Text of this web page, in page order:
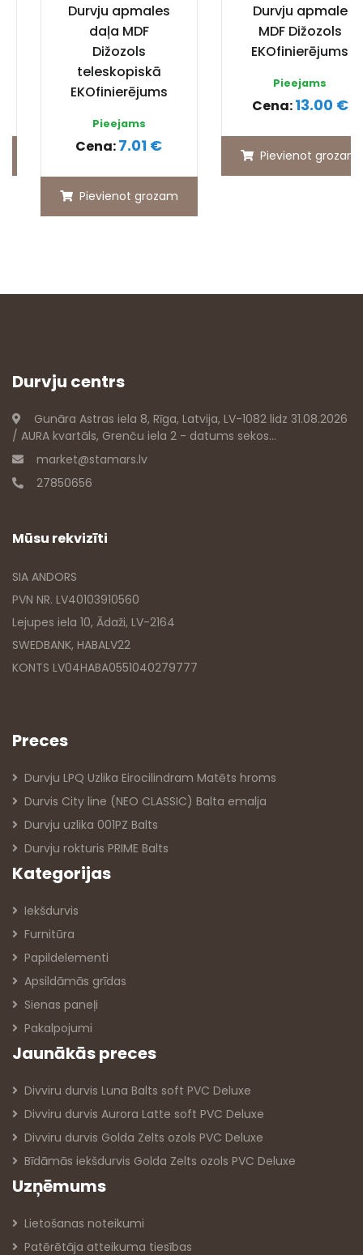
Durvju apmales
daļa MDF
Dižozols
teleskopiskā
EKOfinierējums
Pieejams
Cena:7.01 €
Pievienot grozam
Durvju apmale
MDF Dižozols
EKOfinierējums
Pieejams
Cena:13.00 €
Pievienot grozam
Durvju centrs
Gunāra Astras iela 8, Rīga, Latvija, LV-1082 lidz 31.08.2026
/ AURA kvartāls, Grenču iela 2 - datums sekos...
market@stamars.lv
27850656
Mūsu rekvizīti
SIA ANDORS
PVN NR. LV40103910560
Lejupes iela 10, Ādaži, LV-2164
SWEDBANK, HABALV22
KONTS LV04HABA0551040279777
Preces
Durvju LPQ Uzlika Eirocilindram Matēts hroms
Durvis City line (NEO CLASSIC) Balta emalja
Durvju uzlika 001PZ Balts
Durvju rokturis PRIME Balts
Kategorijas
Iekšdurvis
Furnitūra
Papildelementi
Apsildāmās grīdas
Sienas paneļi
Pakalpojumi
Jaunākās preces
Divviru durvis Luna Balts soft PVC Deluxe
Divviru durvis Aurora Latte soft PVC Deluxe
Divviru durvis Golda Zelts ozols PVC Deluxe
Bīdāmās iekšdurvis Golda Zelts ozols PVC Deluxe
Uzņēmums
Lietošanas noteikumi
Patērētāja atteikuma tiesības